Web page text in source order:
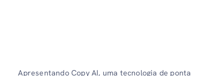
Apresentando Copy AI, uma tecnologia de ponta